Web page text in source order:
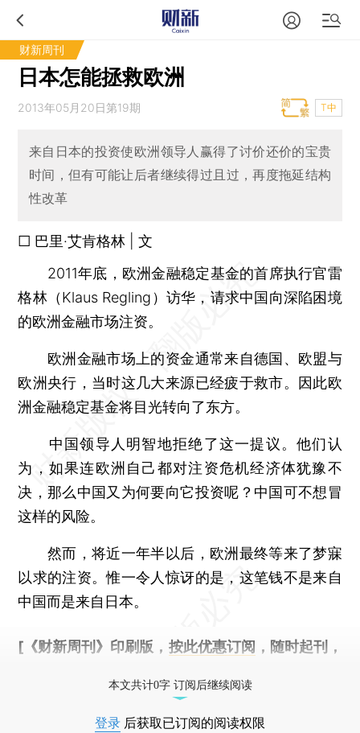
财新周刊
日本怎能拯救欧洲
2013年05月20日第19期 T中
来自日本的投资使欧洲领导人赢得了讨价还价的宝贵
时间，但有可能让后者继续得过且过，再度拖延结构
性改革
□ 巴里·艾肯格林 | 文
2011年底，欧洲金融稳定基金的首席执行官雷
格林（Klaus Regling）访华，请求中国向深陷困境
的欧洲金融市场注资。
欧洲金融市场上的资金通常来自德国、欧盟与
欧洲央行，当时这几大来源已经疲于救市。因此欧
洲金融稳定基金将目光转向了东方。
中国领导人明智地拒绝了这一提议。他们认
为，如果连欧洲自己都对注资危机经济体犹豫不
决，那么中国又为何要向它投资呢？中国可不想冒
这样的风险。
然而，将近一年半以后，欧洲最终等来了梦寐
以求的注资。惟一令人惊讶的是，这笔钱不是来自
中国而是来自日本。
[《财新周刊》印刷版， 按此优惠订阅 ，随时起刊，
本文共计0字 订阅后继续阅读
登录 后获取已订阅的阅读权限